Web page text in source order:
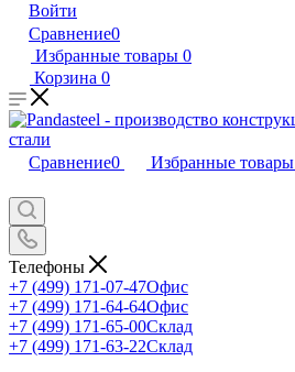
Войти
Сравнение0
Избранные товары 0
Корзина 0
Сравнение0 Избранные товары
Телефоны
+7 (499) 171-07-47Офис
+7 (499) 171-64-64Офис
+7 (499) 171-65-00Склад
+7 (499) 171-63-22Склад